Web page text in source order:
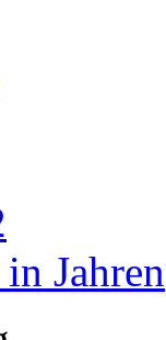
Jahren